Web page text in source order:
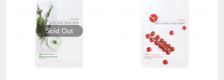
Sold Out